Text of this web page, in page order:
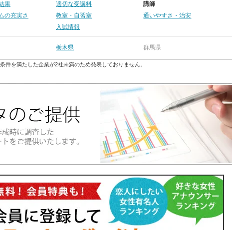
果 適切な受講料
講師
の充実さ
教室・自習室
通いやすさ・治安
入試情報
栃木県 群馬県
件を満たした企業が2社未満のため発表しておりません。